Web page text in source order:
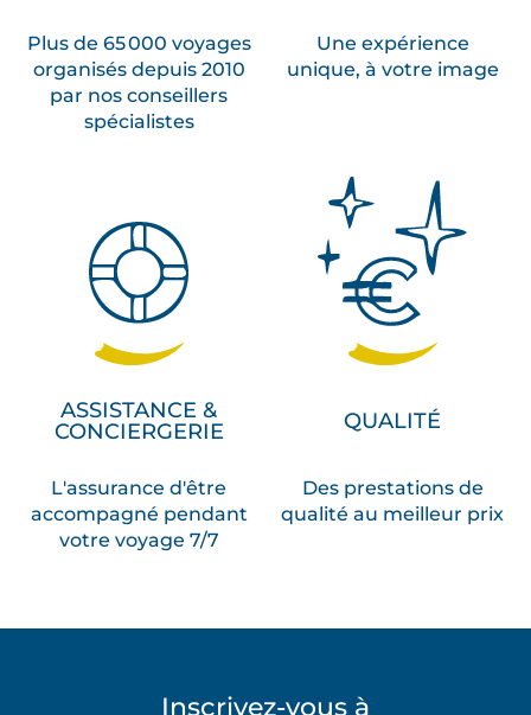
Plus de 65 000 voyages
organisés depuis 2010
par nos conseillers
spécialistes
Une expérience
unique, à votre image
ASSISTANCE &
CONCIERGERIE
L'assurance d'être
accompagné pendant
votre voyage 7/7
QUALITÉ
Des prestations de
qualité au meilleur prix
Inscrivez-vous à